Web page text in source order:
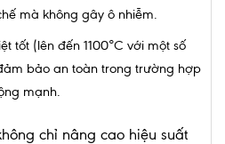
mà không gây ô nhiễm.
tốt (lên đến 1100°C với một số
bảo an toàn trong trường hợp
mạnh.
chỉ nâng cao hiệu suất